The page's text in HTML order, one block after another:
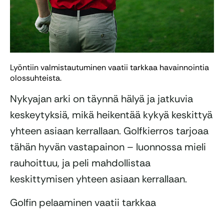
Lyöntiin valmistautuminen vaatii tarkkaa havainnointia
olossuhteista.
Nykyajan arki on täynnä hälyä ja jatkuvia
keskeytyksiä, mikä heikentää kykyä keskittyä
yhteen asiaan kerrallaan. Golfkierros tarjoaa
tähän hyvän vastapainon – luonnossa mieli
rauhoittuu, ja peli mahdollistaa
keskittymisen yhteen asiaan kerrallaan.
Golfin pelaaminen vaatii tarkkaa